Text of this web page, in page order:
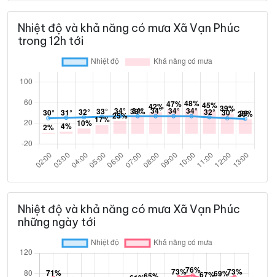
Nhiệt độ và khả năng có mưa Xã Vạn Phúc
trong 12h tới
Nhiệt độ và khả năng có mưa Xã Vạn Phúc
những ngày tới